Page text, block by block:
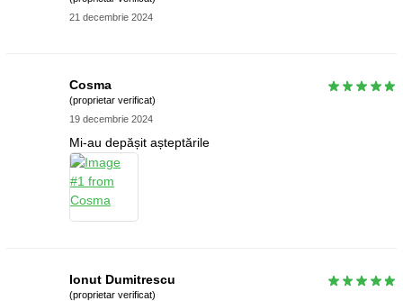
21 decembrie 2024
Cosma
(proprietar verificat)
19 decembrie 2024
Mi-au depășit așteptările
Ionut Dumitrescu
(proprietar verificat)